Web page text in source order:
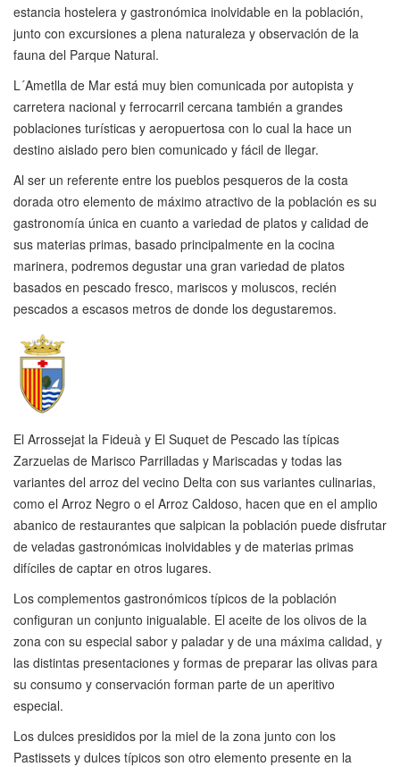
estancia hostelera y gastronómica inolvidable en la población,
junto con excursiones a plena naturaleza y observación de la
fauna del Parque Natural.
L´Ametlla de Mar está muy bien comunicada por autopista y
carretera nacional y ferrocarril cercana también a grandes
poblaciones turísticas y aeropuertosa con lo cual la hace un
destino aislado pero bien comunicado y fácil de llegar.
Al ser un referente entre los pueblos pesqueros de la costa
dorada otro elemento de máximo atractivo de la población es su
gastronomía única en cuanto a variedad de platos y calidad de
sus materias primas, basado principalmente en la cocina
marinera, podremos degustar una gran variedad de platos
basados en pescado fresco, mariscos y moluscos, recién
pescados a escasos metros de donde los degustaremos.
El Arrossejat la Fideuà y El Suquet de Pescado las típicas
Zarzuelas de Marisco Parrilladas y Mariscadas y todas las
variantes del arroz del vecino Delta con sus variantes culinarias,
como el Arroz Negro o el Arroz Caldoso, hacen que en el amplio
abanico de restaurantes que salpican la población puede disfrutar
de veladas gastronómicas inolvidables y de materias primas
difíciles de captar en otros lugares.
Los complementos gastronómicos típicos de la población
configuran un conjunto inigualable. El aceite de los olivos de la
zona con su especial sabor y paladar y de una máxima calidad, y
las distintas presentaciones y formas de preparar las olivas para
su consumo y conservación forman parte de un aperitivo
especial.
Los dulces presididos por la miel de la zona junto con los
Pastissets y dulces típicos son otro elemento presente en la